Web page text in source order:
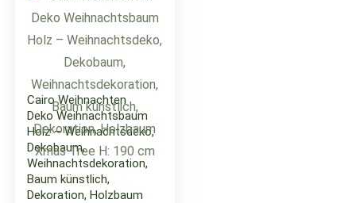
Cairo Weihnachten
Deko Weihnachtsbaum
Holz – Weihnachtsdeko,
Dekobaum,
Weihnachtsdekoration,
Baum künstlich,
Dekoration, Holzbaum